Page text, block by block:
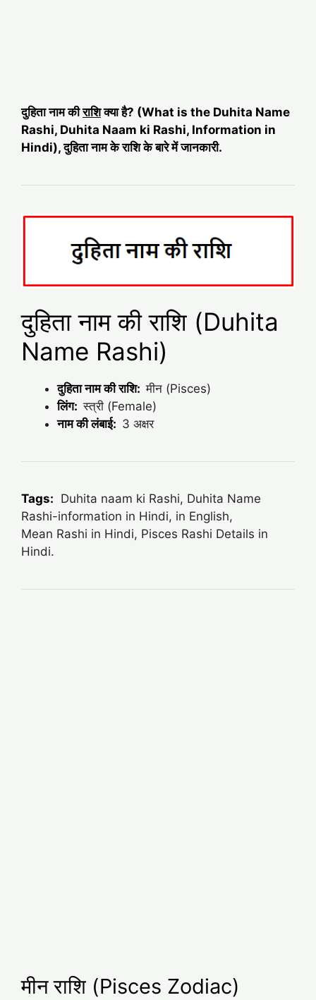
दुहिता नाम कीराशिक्या है? (What is the Duhita Name
Rashi, Duhita Naam ki Rashi, Information in
Hindi), दुहिता नाम के राशि के बारे में जानकारी.
दुहिता नाम की राशि (Duhita
Name Rashi)
दुहिता नाम की राशि:मीन (Pisces)
लिंग:स्त्री (Female)
नाम की लंबाई: 3 अक्षर
Tags: Duhita naam ki Rashi, Duhita Name
Rashi-information in Hindi, in English,
Mean Rashi in Hindi, Pisces Rashi Details in
Hindi.
मीन राशि (Pisces Zodiac)